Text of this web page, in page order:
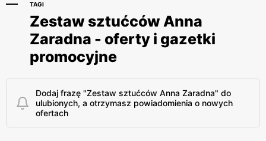
TAGI
Zestaw sztućców Anna
Zaradna - oferty i gazetki
promocyjne
Dodaj frazę "Zestaw sztućców Anna Zaradna" do
ulubionych, a otrzymasz powiadomienia o nowych
ofertach